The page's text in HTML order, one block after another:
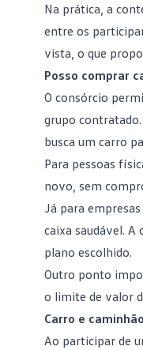
Na prática, a
entre os
vista, o que
Posso comprar
O consórcio
grupo
busca um carro
Para pessoas
novo, sem
Já para
caixa saudável.
plano escolhido.
Outro ponto
o limite de valor
Carro e
Ao participar de